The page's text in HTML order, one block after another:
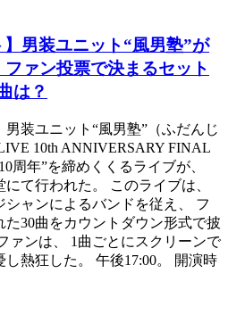
】男装ユニット“風男塾”が
ァン投票で決まるセット
は？
装ユニット“風男塾”（ふだんじ
10th ANNIVERSARY FINAL
周年”を締めくくるライブが、
て行われた。 このライブは、
ャンによるバンドを従え、 フ
た30曲をカウントダウン形式で披
ァンは、 1曲ごとにスクリーンで
熱狂した。 午後17:00。 開演時